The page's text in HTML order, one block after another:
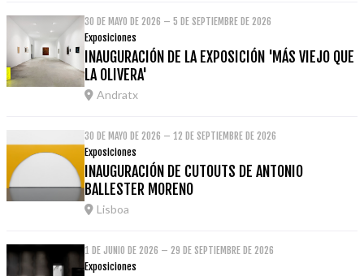
30 DE MAYO DE 2026 – 5 DE SEPTIEMBRE DE 2026
Exposiciones
INAUGURACIÓN DE LA EXPOSICIÓN 'MÁS VIEJO QUE
LA OLIVERA'
Andratx
30 DE MAYO DE 2026 – 12 DE SEPTIEMBRE DE 2026
Exposiciones
INAUGURACIÓN DE CUTOUTS DE ANTONIO
BALLESTER MORENO
Lisboa
1 DE JUNIO DE 2026 – 29 DE SEPTIEMBRE DE 2026
Exposiciones